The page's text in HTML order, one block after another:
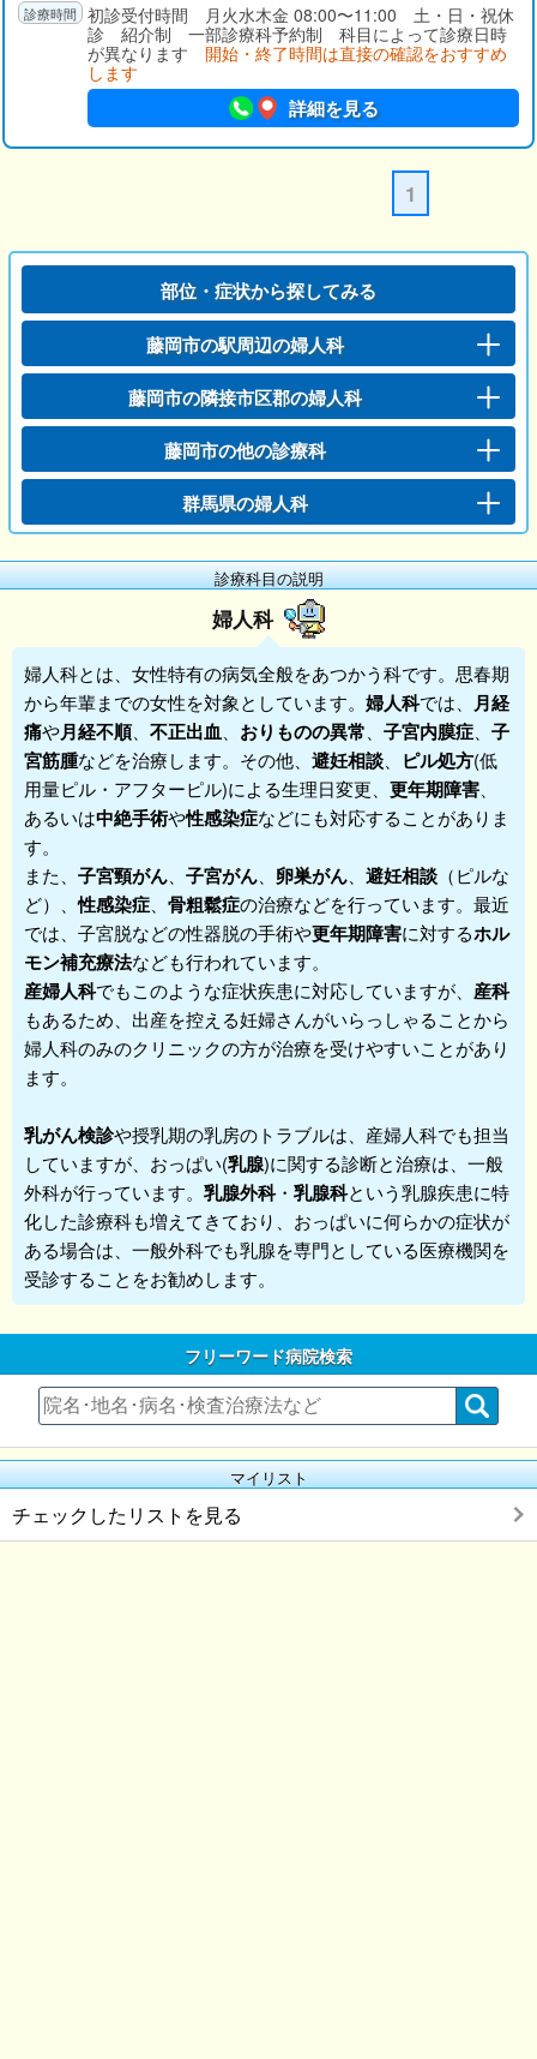
初診受付時間 月火水木金 08:00〜11:00 土・日・祝休
診 紹介制 一部診療科予約制 科目によって診療日時
が異なります 開始・終了時間は直接の確認をおすすめ
します
詳細を見る
1
部位・症状から探してみる
藤岡市の駅周辺の婦人科
藤岡市の隣接市区郡の婦人科
藤岡市の他の診療科
群馬県の婦人科
診療科目の説明
婦人科
婦人科とは、女性特有の病気全般をあつかう科です。思春期
から年輩までの女性を対象としています。 婦人科では、 月経
痛や月経不順、 不正出血 おりものの異常 子宮内膜症
子
宮筋腫などを治療します。その他、 避妊相談 ピル処方(低
用量ピル・アフターピル)による生理日変更、 更年期障害
あるいは中絶手術や性感染症などにも対応することがありま
す。
また、 子宮頸がん 子宮がん 卵巣がん 避妊相談 （ピルな
ど）、性感染症 骨粗鬆症の治療などを行っています。最近
では、子宮脱などの性器脱の手術や更年期障害に対するホル
モン補充療法なども行われています。
産婦人科でもこのような症状疾患に対応していますが、 産科
もあるため、出産を控える妊婦さんがいらっしゃることから
婦人科のみのクリニックの方が治療を受けやすいことがあり
ます。
乳がん検診や授乳期の乳房のトラブルは、産婦人科でも担当
していますが、おっぱい(乳腺)に関する診断と治療は、一般
外科が行っています。 乳腺外科・ 乳腺科という乳腺疾患に特
化した診療科も増えてきており、おっぱいに何らかの症状が
ある場合は、一般外科でも乳腺を専門としている医療機関を
受診することをお勧めします。
フリーワード病院検索
マイリスト
チェックしたリストを見る